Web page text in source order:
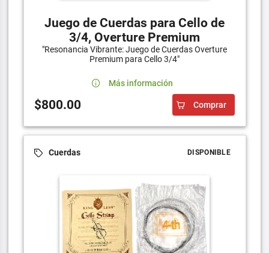
Juego de Cuerdas para Cello de
3/4, Overture Premium
"Resonancia Vibrante: Juego de Cuerdas Overture
Premium para Cello 3/4"
Más información
$800.00 Comprar
Cuerdas DISPONIBLE